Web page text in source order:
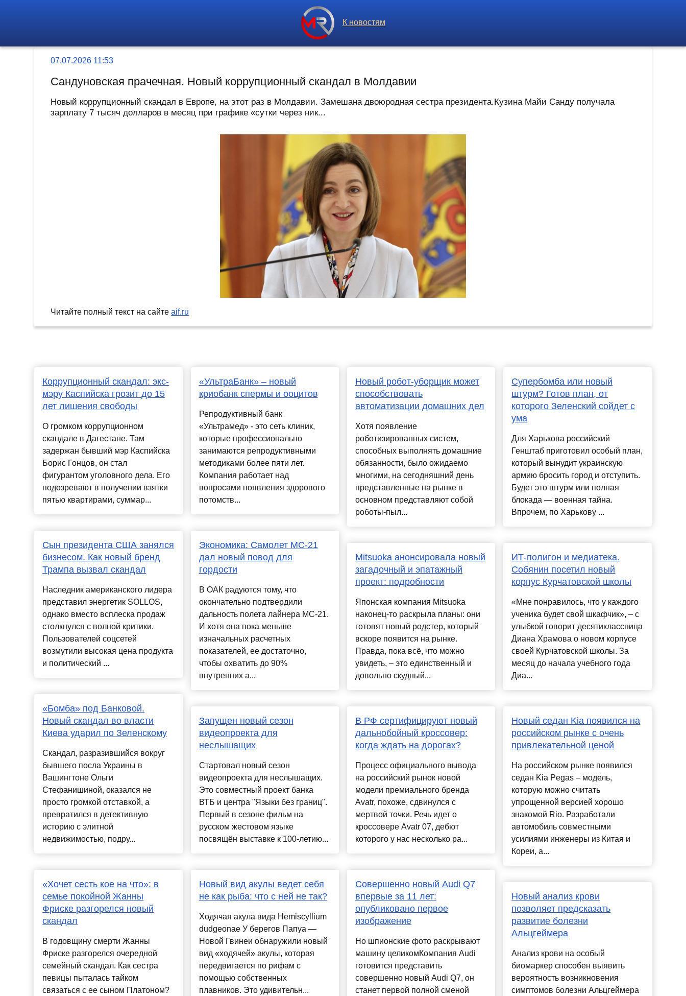
К новостям
07.07.2026 11:53
Сандуновская прачечная. Новый коррупционный скандал в Молдавии
Новый коррупционный скандал в Европе, на этот раз в Молдавии. Замешана двоюродная сестра президента.Кузина Майи Санду получала
зарплату 7 тысяч долларов в месяц при графике «сутки через ник...
Читайте полный текст на сайтеaif.ru
Коррупционный скандал: экс-
мэру Каспийска грозит до 15
лет лишения свободы
О громком коррупционном
скандале в Дагестане. Там
задержан бывший мэр Каспийска
Борис Гонцов, он стал
фигурантом уголовного дела. Его
подозревают в получении взятки
пятью квартирами, суммар...
Сын президента США занялся
бизнесом. Как новый бренд
Трампа вызвал скандал
Наследник американского лидера
представил энергетик SOLLOS,
однако вместо всплеска продаж
столкнулся с волной критики.
Пользователей соцсетей
возмутили высокая цена продукта
и политический ...
«Бомба» под Банковой.
Новый скандал во власти
Киева ударил по Зеленскому
Скандал, разразившийся вокруг
бывшего посла Украины в
Вашингтоне Ольги
Стефанишиной, оказался не
просто громкой отставкой, а
превратился в детективную
историю с элитной
недвижимостью, подру...
«Хочет сесть кое на что»: в
семье покойной Жанны
Фриске разгорелся новый
скандал
В годовщину смерти Жанны
Фриске разгорелся очередной
семейный скандал. Как сестра
певицы пыталась тайком
связаться с ее сыном Платоном?
«УльтраБанк» – новый
криобанк спермы и ооцитов
Репродуктивный банк
«Ультрамед» - это сеть клиник,
которые профессионально
занимаются репродуктивными
методиками более пяти лет.
Компания работает над
вопросами появления здорового
потомств...
Экономика: Самолет МС-21
дал новый повод для
гордости
В ОАК радуются тому, что
окончательно подтвердили
дальность полета лайнера МС-21.
И хотя она пока меньше
изначальных расчетных
показателей, ее достаточно,
чтобы охватить до 90%
внутренних а...
Запущен новый сезон
видеопроекта для
неслышащих
Стартовал новый сезон
видеопроекта для неслышащих.
Это совместный проект банка
ВТБ и центра "Языки без границ".
Первый в сезоне фильм на
русском жестовом языке
посвящён выставке к 100-летию...
Новый вид акулы ведет себя
не как рыба: что с ней не так?
Ходячая акула вида Hemiscyllium
dudgeonae У берегов Папуа —
Новой Гвинеи обнаружили новый
вид «ходячей» акулы, которая
передвигается по рифам с
помощью собственных
плавников. Это удивительн...
Новый робот-уборщик может
способствовать
автоматизации домашних дел
Хотя появление
роботизированных систем,
способных выполнять домашние
обязанности, было ожидаемо
многими, на сегодняшний день
представленные на рынке в
основном представляют собой
роботы-пыл...
Mitsuoka анонсировала новый
загадочный и эпатажный
проект: подробности
Японская компания Mitsuoka
наконец-то раскрыла планы: они
готовят новый родстер, который
вскоре появится на рынке.
Правда, пока всё, что можно
увидеть, – это единственный и
довольно скудный...
В РФ сертифицируют новый
дальнобойный кроссовер:
когда ждать на дорогах?
Процесс официального вывода
на российский рынок новой
модели премиального бренда
Avatr, похоже, сдвинулся с
мертвой точки. Речь идет о
кроссовере Avatr 07, дебют
которого у нас несколько ра...
Совершенно новый Audi Q7
впервые за 11 лет:
опубликовано первое
изображение
Но шпионские фото раскрывают
машину целикомКомпания Audi
готовится представить
совершенно новый Audi Q7, он
станет первой полной сменой
Супербомба или новый
штурм? Готов план, от
которого Зеленский сойдет с
ума
Для Харькова российский
Генштаб приготовил особый план,
который вынудит украинскую
армию бросить город и отступить.
Будет это штурм или полная
блокада — военная тайна.
Впрочем, по Харькову ...
ИТ-полигон и медиатека.
Собянин посетил новый
корпус Курчатовской школы
«Мне понравилось, что у каждого
ученика будет свой шкафчик», – с
улыбкой говорит десятиклассница
Диана Храмова о новом корпусе
своей Курчатовской школы. За
месяц до начала учебного года
Диа...
Новый седан Kia появился на
российском рынке с очень
привлекательной ценой
На российском рынке появился
седан Kia Pegas – модель,
которую можно считать
упрощенной версией хорошо
знакомой Rio. Разработали
автомобиль совместными
усилиями инженеры из Китая и
Кореи, а...
Новый анализ крови
позволяет предсказать
развитие болезни
Альцгеймера
Анализ крови на особый
биомаркер способен выявить
вероятность возникновения
симптомов болезни Альцгеймера